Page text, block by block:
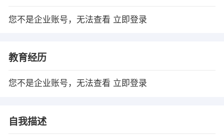
您不是企业账号，无法查看 立即登录
教育经历
您不是企业账号，无法查看 立即登录
自我描述